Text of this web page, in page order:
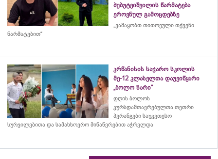
ბუბუტეიშვილის წარმატება
ეროვნულ გამოცდებზე
„ვამაყობთ თითოეული თქვენი
წარმატებით“
კრწანისის საჯარო სკოლის
მე-12 კლასელთა დაუვიწყარი
„ბოლო ზარი“
დღის ბოლოს
კურსდამთავრებულთა თეთრი
პერანგები საუკეთესო
სურვილებითა და სამახსოვრო მინაწერებით აჭრელდა